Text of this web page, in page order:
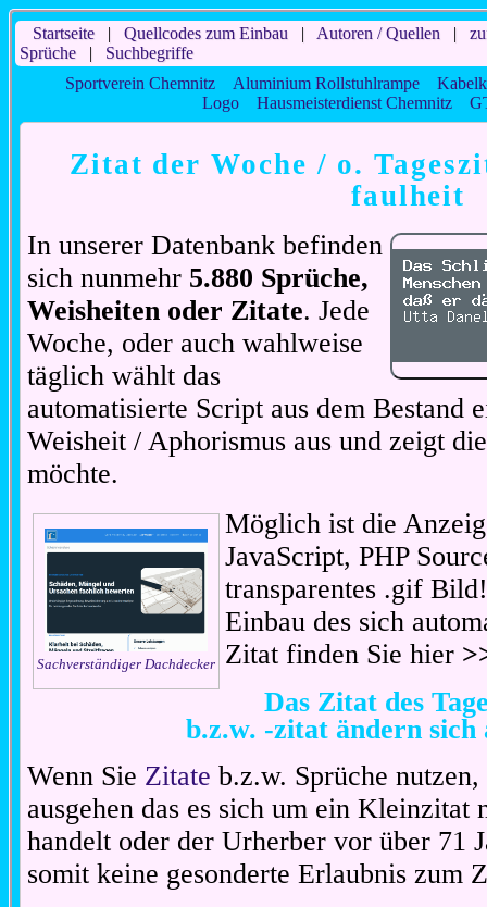
Startseite| Quellcodes zum Einbau | Autoren / Quellen |
Sprüche| Suchbegriffe
Sportverein Chemnitz
Aluminium Rollstuhlrampe
Logo
Hausmeisterdienst Chemnitz
Zitat der Woche / o.
faulheit
In unserer Datenbank befinden
sich nunmehr 5.880 Sprüche,
Weisheiten oder Zitate. Jede
Woche, oder auch wahlweise
täglich wählt das
automatisierte Script aus dem Bestand
Weisheit / Aphorismus aus und zeigt
möchte.
Sachverständiger Dachdecker
Möglich ist die
JavaScript, PHP
transparentes .gif
Einbau des sich
Zitat finden Sie hier
Das Zitat des
b.z.w. -zitat ändern sich
Wenn Sie Zitate b.z.w. Sprüche
ausgehen das es sich um ein Kleinzitat
handelt oder der Urherber vor über 71
somit keine gesonderte Erlaubnis zum